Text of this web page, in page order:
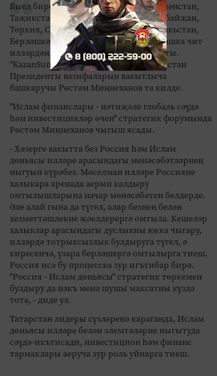
Быел биредә Россия, шулай ук Төрекмәнстан,
Таҗикстан, Казакъстан, Латвия, Әзербайҗан,
Төркия, Согуд Гарәбстаны, Мисыр, Пакьстан,
Берләшкән Гарәп Әмирлекләре һәм башка чит
илләрдән, барлыгы 746 вәкил катнашты.
"KazanSummit-2015" чараларына Татарстан
Президенты вазифаларын вакытлыча
башкаручы Рөстәм Миңнеханов та килде.
"Ислам финанслары - нәтиҗәле глобаль сәүдә
һәм инвестицияләр өчен" стратегик форумында
Рөстәм Миңнеханов чыгыш ясады.
- Хәзерге вакытта без Россия һәм Ислам
дөньясы илләре арасындагы мөнәсәбәтләрнең
ныгуын күрәбез. Мөселман илләре Россияне
халыкара аренада аерып калдыру
омтылышларына начар мөнәсәбәтен белдерде.
Әле алай гына да түгел, алар безнең белән
хезмәттәшлекне җәелдерергә омтыла. Кешеләр
халыклар арасындагы дуслыкны юкка чыгару,
илләрдә тотрыксызлык булдыруга түгел, ә
киресенчә, үзара берләшергә омтылырга тиеш.
Россия исә бу процесска зур игътибар бирә.
"Россия - Ислам дөньясы" стратегик төркемен
булдыру да нәкъ менә шушы максатны күздә
тота, - диде ул.
Татарстан лидеры сүзләренә караганда, Ислам
дөньясы илләре белән элемтәләрне ныгытуда
сәүдә-икътисади, инвестицион һәм финанс
тармаклары аеруча зур роль уйнарга тиеш.